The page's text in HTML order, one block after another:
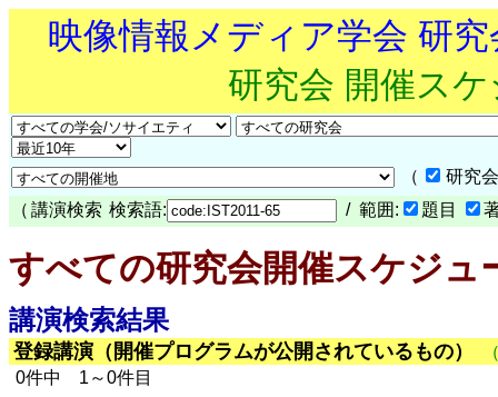
映像情報メディア学会 研
研究会 開催ス
（
研究
（ 講演検索 検索語: / 範囲: 題目
すべての研究会開催スケジュ
講演検索結果
登録講演（開催プログラムが公開されているもの）
0件中 1～0件目